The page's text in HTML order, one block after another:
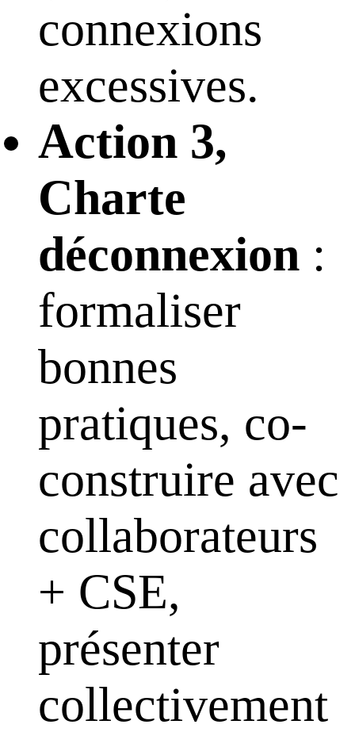
connexions
excessives.
Action 3,
Charte
déconnexion :
formaliser
bonnes
pratiques, co-
construire avec
collaborateurs
+ CSE,
présenter
collectivement